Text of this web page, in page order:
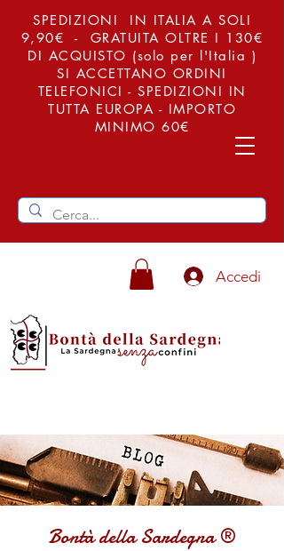
SPEDIZIONI IN ITALIA A SOLI
9,90€ - GRATUITA OLTRE I 130€
DI ACQUISTO (solo per l'Italia )
SI ACCETTANO ORDINI
TELEFONICI - SPEDIZIONI IN
TUTTA EUROPA - IMPORTO
MINIMO 60€
Accedi
Bontà della Sardegna ®